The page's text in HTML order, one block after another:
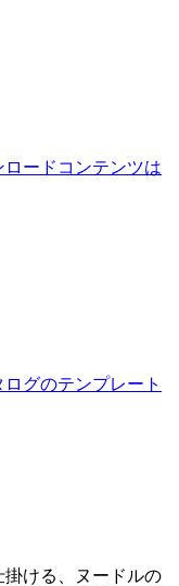
ードコンテンツは
グのテンプレート
掛ける、ヌードルの